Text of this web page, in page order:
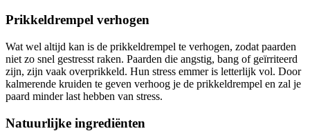
Prikkeldrempel verhogen
Wat wel altijd kan is de prikkeldrempel te verhogen, zodat paarden
niet zo snel gestresst raken. Paarden die angstig, bang of geïrriteerd
zijn, zijn vaak overprikkeld. Hun stress emmer is letterlijk vol. Door
kalmerende kruiden te geven verhoog je de prikkeldrempel en zal je
paard minder last hebben van stress.
Natuurlijke ingrediënten